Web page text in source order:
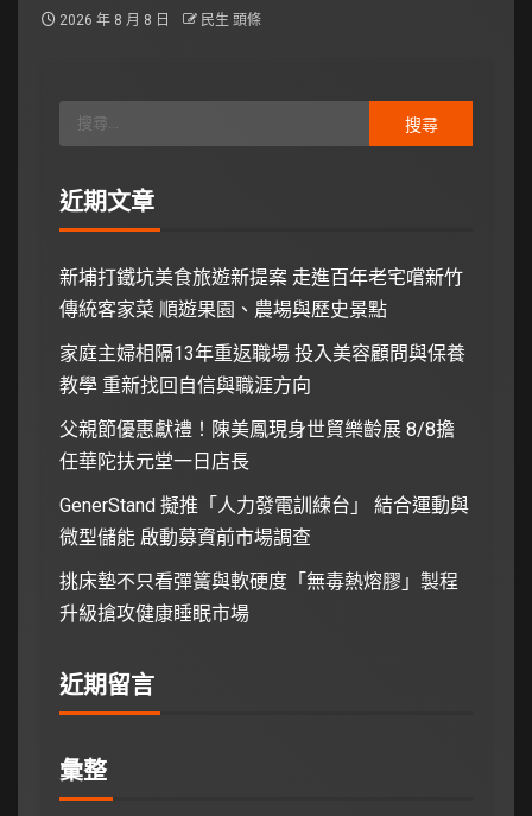
2026 年 8 月 8 日 民生 頭條
近期文章
新埔打鐵坑美食旅遊新提案 走進百年老宅嚐新竹
傳統客家菜 順遊果園、農場與歷史景點
家庭主婦相隔13年重返職場 投入美容顧問與保養
教學 重新找回自信與職涯方向
父親節優惠獻禮！陳美鳳現身世貿樂齡展 8/8擔
任華陀扶元堂一日店長
GenerStand 擬推「人力發電訓練台」 結合運動與
微型儲能 啟動募資前市場調查
挑床墊不只看彈簧與軟硬度「無毒熱熔膠」製程
升級搶攻健康睡眠市場
近期留言
彙整